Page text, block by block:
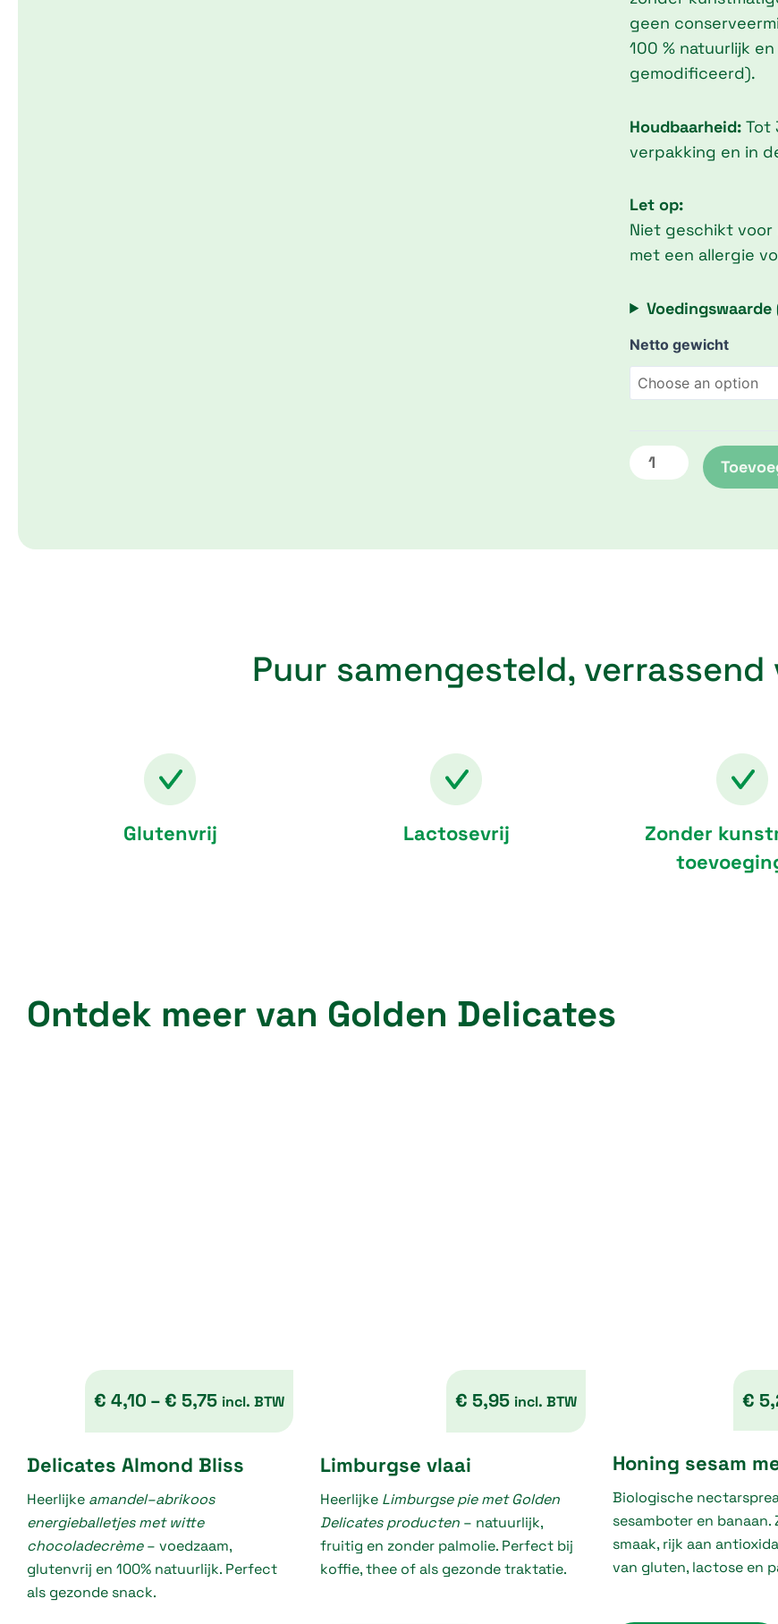
geen
100 % natuurlijk
gemodificeerd).
Houdbaarheid: Tot
verpakking en in
Let op:
Niet geschikt voor
met een allergie
Netto gewicht
Vijgen-
amandelkoekjes
quantity
Puur samengesteld, verrassend
Glutenvrij Lactosevrij
Zonder
Ontdek meer van Golden Delicates
€ 4,10 – € 5,75
r
e
incl. BTW
Delicates Almond Bliss
Heerlijke amandel–abrikoos
energieballetjes met witte
chocoladecrème– voedzaam,
glutenvrij en 100% natuurlijk. Perfect
als gezonde snack.
€ 5,95 incl. BTW
Limburgse vlaai
Heerlijke Limburgse pie met Golden
Delicates producten– natuurlijk,
fruitig en zonder palmolie. Perfect bij
koffie, thee of als gezonde traktatie.
€
Honing sesam
Biologische
sesamboter en
smaak, rijk aan
van gluten, lactose en